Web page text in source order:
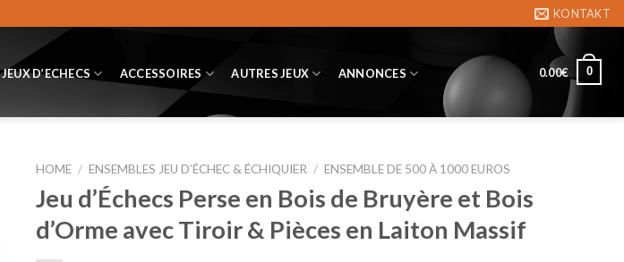
KONTAKT
JEUX D’ECHECS ACCESSOIRES AUTRES JEUX ANNONCES 0.00€ 0
HOME / ENSEMBLES JEU D’ÉCHEC & ÉCHIQUIER / ENSEMBLE DE 500 À 1000 EUROS
Jeu d’Échecs Perse en Bois de Bruyère et Bois
d’Orme avec Tiroir & Pièces en Laiton Massif